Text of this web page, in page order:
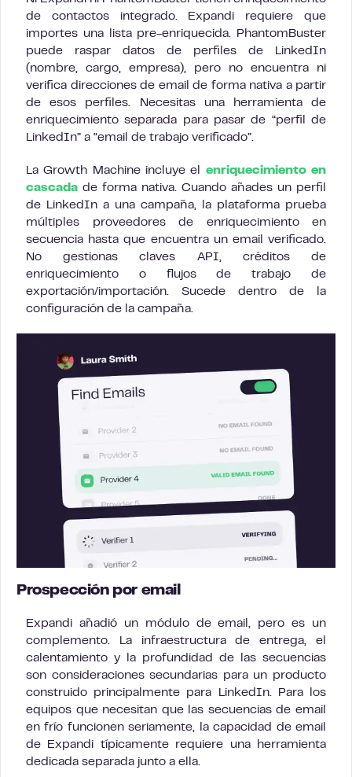
de contactos integrado. Expandi requiere que
importes una lista pre-enriquecida. PhantomBuster
puede raspar datos de perfiles de LinkedIn
(nombre, cargo, empresa), pero no encuentra ni
verifica direcciones de email de forma nativa a partir
de esos perfiles. Necesitas una herramienta de
enriquecimiento separada para pasar de “perfil de
LinkedIn” a “email de trabajo verificado”.
La Growth Machine incluye el enriquecimiento en
cascada de forma nativa. Cuando añades un perfil
de LinkedIn a una campaña, la plataforma prueba
múltiples proveedores de enriquecimiento en
secuencia hasta que encuentra un email verificado.
No gestionas claves API, créditos de
enriquecimiento o flujos de trabajo de
exportación/importación. Sucede dentro de la
configuración de la campaña.
Prospección por email
Expandi añadió un módulo de email, pero es un
complemento. La infraestructura de entrega, el
calentamiento y la profundidad de las secuencias
son consideraciones secundarias para un producto
construido principalmente para LinkedIn. Para los
equipos que necesitan que las secuencias de email
en frío funcionen seriamente, la capacidad de email
de Expandi típicamente requiere una herramienta
dedicada separada junto a ella.